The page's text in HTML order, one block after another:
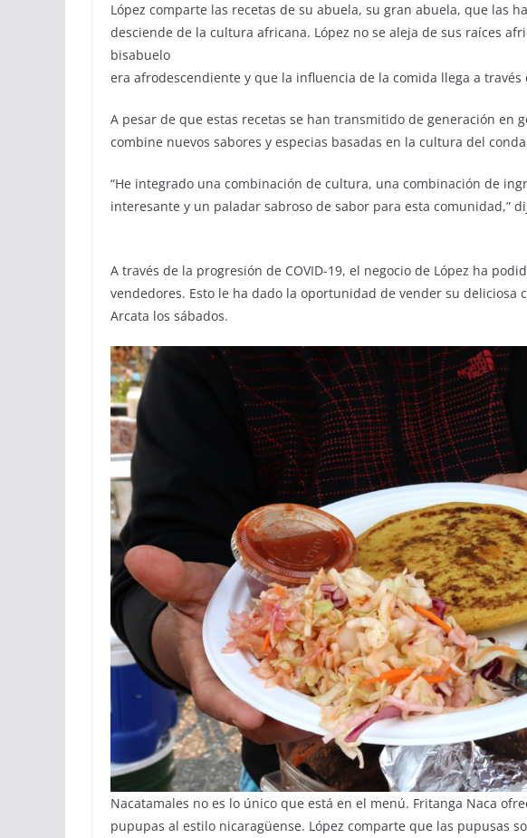
López comparte las recetas de su abuela, su gran abuela, que las
desciende de la cultura africana. López no se aleja de sus raíces
bisabuelo
era afrodescendiente y que la influencia de la comida llega a través
A pesar de que estas recetas se han transmitido de generación en
combine nuevos sabores y especias basadas en la cultura del
“He integrado una combinación de cultura, una combinación de
interesante y un paladar sabroso de sabor para esta comunidad,”
A través de la progresión de COVID-19, el negocio de López ha
vendedores. Esto le ha dado la oportunidad de vender su deliciosa
Arcata los sábados.
Nacatamales no es lo único que está en el menú. Fritanga Naca
pupupas al estilo nicaragüense. López comparte que las pupusas